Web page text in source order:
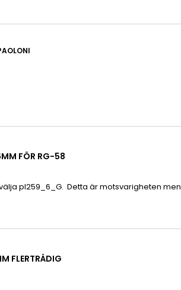
FÖR RG-58
pl259_6_G. Detta är motsvarigheten men
FLERTRÅDIG